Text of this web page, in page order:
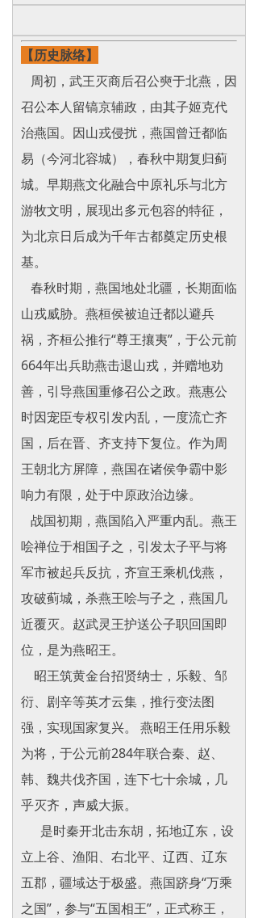
【历史脉络】
周初，武王灭商后召公奭于北燕，因
召公本人留镐京辅政，由其子姬克代
治燕国。因山戎侵扰，燕国曾迁都临
易（今河北容城），春秋中期复归蓟
城。早期燕文化融合中原礼乐与北方
游牧文明，展现出多元包容的特征，
为北京日后成为千年古都奠定历史根
基。
春秋时期，燕国地处北疆，长期面临
山戎威胁。燕桓侯被迫迁都以避兵
祸，齐桓公推行“尊王攘夷”，于公元前
664年出兵助燕击退山戎，并赠地劝
善，引导燕国重修召公之政。燕惠公
时因宠臣专权引发内乱，一度流亡齐
国，后在晋、齐支持下复位。作为周
王朝北方屏障，燕国在诸侯争霸中影
响力有限，处于中原政治边缘。
战国初期，燕国陷入严重内乱。燕王
哙禅位于相国子之，引发太子平与将
军市被起兵反抗，齐宣王乘机伐燕，
攻破蓟城，杀燕王哙与子之，燕国几
近覆灭。赵武灵王护送公子职回国即
位，是为燕昭王。
昭王筑黄金台招贤纳士，乐毅、邹
衍、剧辛等英才云集，推行变法图
强，实现国家复兴。 燕昭王任用乐毅
为将，于公元前284年联合秦、赵、
韩、魏共伐齐国，连下七十余城，几
乎灭齐，声威大振。
是时秦开北击东胡，拓地辽东，设
立上谷、渔阳、右北平、辽西、辽东
五郡，疆域达于极盛。燕国跻身“万乘
之国”，参与“五国相王”，正式称王，